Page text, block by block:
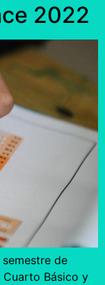
2022
de
Básico y